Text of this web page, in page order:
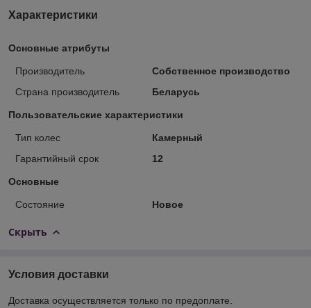
Характеристики
Основные атрибуты
Производитель
Собственное производство
Страна производитель
Беларусь
Пользовательские характеристики
Тип колес
Камерный
Гарантийный срок
12
Основные
Состояние Новое
Скрыть
Условия доставки
Доставка осуществляется только по предоплате.